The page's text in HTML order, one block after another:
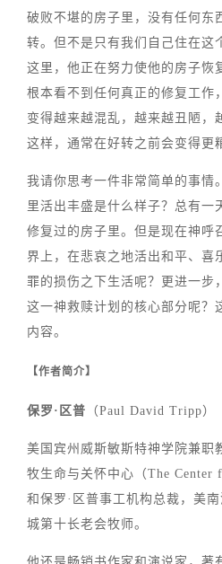
破败不堪的房子里，没有任何东
转。但不是只有我们自己住在这
这里，他正在努力使他的房子恢
根本看不到任何真正的修复工作
变得越来越混乱，越来越丑陋，
这样，通常在好转之前会变得更
我请你思考一件非常简单的事情
里活出丰盛是什么样子？总有一
修复过的房子里。但是现在神呼
界上，在悲哀之地活出和平、喜
罪的损伤之下生活呢？更进一步
这一神救赎计划的核心部分呢？
内容。
【作者简介】
保罗·区普 （Paul David Tripp）
美国宾州威斯敏斯特神学院兼职
牧生命与关怀中心（The Center
和保罗·区普事工机构总裁，美
城第十长老会牧师。